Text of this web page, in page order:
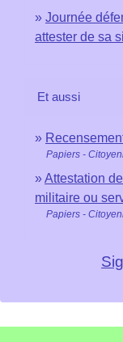
Journée
attester de sa
Et aussi
Papiers -
Attestation
militaire ou
Papiers -